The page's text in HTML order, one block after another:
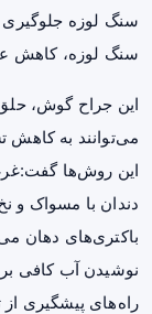
سنگ لوزه
سنگ لوزه، کاهش
این جراح گوش،
می‌توانند به کاهش
این روش‌ها
دندان با مسواک و
باکتری‌های دهان
نوشیدن آب کافی
راه‌های پیشگیری